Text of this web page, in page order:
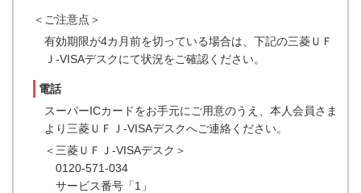
＜ご注意点＞
有効期限が4カ月前を切っている場合は、下記の三菱ＵＦ
Ｊ-VISAデスクにて状況をご確認ください。
電話
スーパーICカードをお手元にご用意のうえ、本人会員さま
より三菱ＵＦＪ-VISAデスクへご連絡ください。
＜三菱ＵＦＪ-VISAデスク＞
0120-571-034
サービス番号「1」